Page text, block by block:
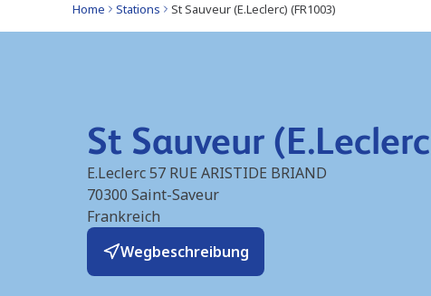
Home Stations St Sauveur (E.Leclerc) (FR1003)
St Sauveur
E.Leclerc 57 RUE ARISTIDE BRIAND
70300 Saint-Saveur
Frankreich
Wegbeschreibung